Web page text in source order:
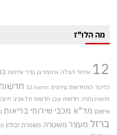
מה הלו"ז
12 איחוד הצלה איתמר בן גביר אלימות
הליכוד התחדשות עירונית חדשות 12
חדשות נתניה חדשות עכו חדשות תל אביב
אישום מד"א מכבי שירותי בריאות
ברזל מעצר משטרה משטרת זבולון